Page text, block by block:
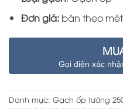
Đơn giá:bán theo mét
Gọi điện xác
Danh mục: Gạch ốp tường